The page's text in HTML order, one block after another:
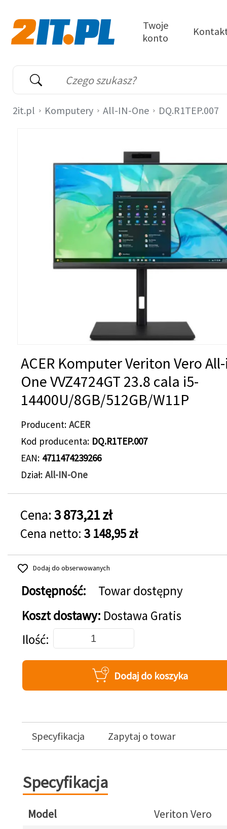
Wyszukiwarka
Słowo kluczowe
Twoje
konto
2it.pl Komputery All-IN-One DQ.R1TEP.007
ACER Komputer Veriton Vero
One VVZ4724GT 23.8 cala i5-
14400U/8GB/512GB/W11P
Producent ACER
Kod producenta DQ.R1TEP.007
EAN 4711474239266
Dział All-IN-One
Cena: 3 873,21 zł
Cena netto: 3 148,95 zł
Dodaj do obserwowanych
Dostępność:
Towar dostępny
Koszt dostawy: Dostawa Gratis
Dodaj do koszyka
Ilość
Dodaj do koszyka
Specyfikacja Zapytaj o towar
Specyfikacja
Model
Veriton Vero